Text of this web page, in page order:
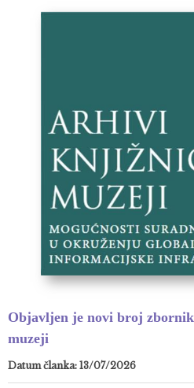
Objavljen je novi broj
muzeji
Datum članka: 13/07/2026